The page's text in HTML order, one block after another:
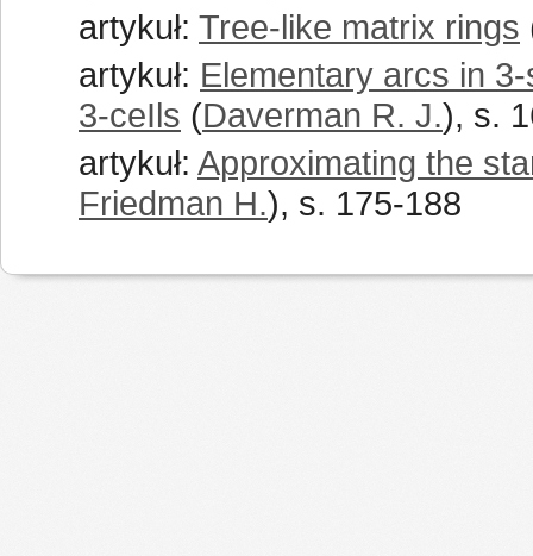
artykuł: Tree-like matrix rings
artykuł: Elementary arcs in
3-ceIls (Daverman R. J.), s.
artykuł: Approximating the
Friedman H.), s. 175-188